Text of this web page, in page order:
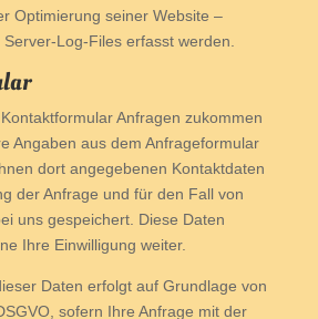
Optimierung seiner Website –
Log-Files erfasst werden.
Anfragen zukommen
Angaben aus dem Anfrageformular
dort angegebenen Kontaktdaten
der Anfrage und für den Fall von
uns gespeichert. Diese Daten
Ihre Einwilligung weiter.
Daten erfolgt auf Grundlage von
sofern Ihre Anfrage mit der